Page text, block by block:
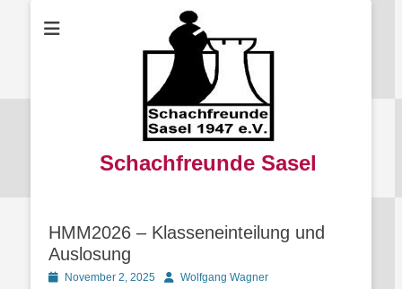
Schachfreunde Sasel
HMM2026 – Klasseneinteilung und
Auslosung
PostedNovember 2, 2025 AutorWolfgang Wagner